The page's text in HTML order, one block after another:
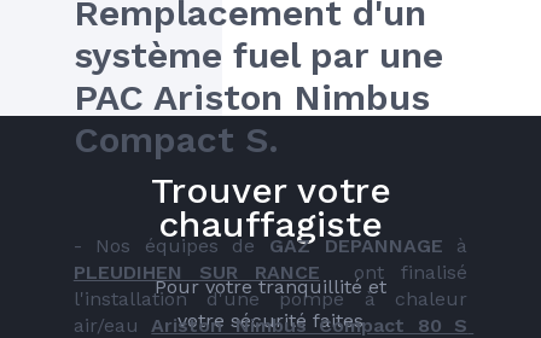
Remplacement d'un
système fuel par une
PAC Ariston Nimbus
Compact S.
- Nos équipes de GAZ DEPANNAGE
PLEUDIHEN SUR RANCE
  ont finalisé
l'installation d'une pompe à chaleur
air/eau Ariston Nimbus Compact 80 S
Trouver votre
chauffagiste
Pour votre tranquillité et
votre sécurité faites